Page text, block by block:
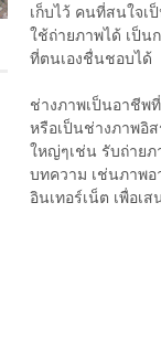
เก็บไว้ คนที่สนใจ
ใช้ถ่ายภาพได้ เป็น
ที่ตนเองชื่นชอบได้
ช่างภาพเป็นอาชีพ
หรือเป็นช่างภาพอิ
ใหญ่ๆเช่น รับถ่ายภ
บทความ เช่นภาพ
อินเทอร์เน็ต เพื่อเ